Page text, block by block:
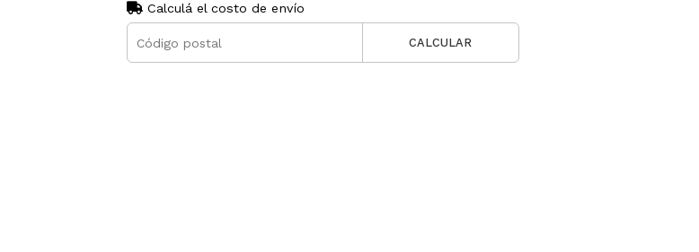
Calculá el costo de envío
CALCULAR